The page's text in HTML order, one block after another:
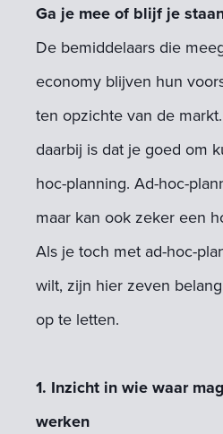
Ga je mee of blijf je
De bemiddelaars die
economy blijven hun
ten opzichte van de
daarbij is dat je goed om
hoc-planning. Ad-hoc-
maar kan ook zeker een
Als je toch met ad-hoc-
wilt, zijn hier zeven
op te letten.
1. Inzicht in wie waar
werken